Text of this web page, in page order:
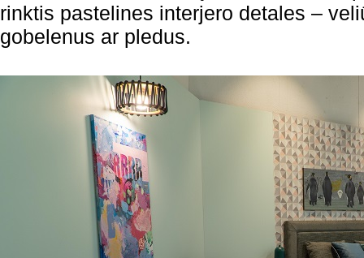
rinktis pastelines interjero detales –
gobelenus ar pledus.